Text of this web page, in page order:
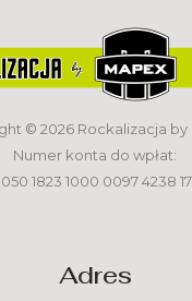
© 2026 Rockalizacja by
Numer konta do wpłat:
1823 1000 0097 4238
Adres